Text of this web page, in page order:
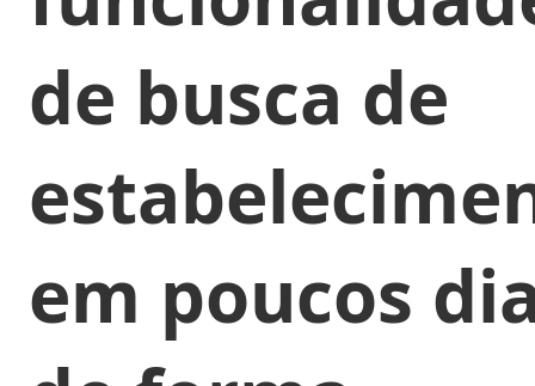
de busca de
em poucos